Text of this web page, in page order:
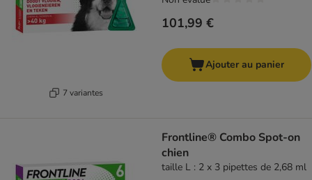
7 variantes
101,99 €
Ajouter au panier
Frontline® Combo Spot-on
chien
taille L : 2 x 3 pipettes de 2,68 ml